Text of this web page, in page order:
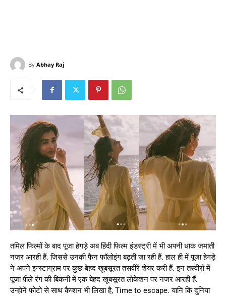
By Abhay Raj
तमिल फिल्मों के बाद पूजा हेगड़े अब हिंदी फिल्म इंडस्ट्री में भी अपनी धाक जमाती
नजर आरही हैं. जिससे उनकी फैन फॉलोइंग बढ़ती जा रही हैं. हाल ही में पूजा हेगड़े
ने अपने इन्स्टाग्राम पर कुछ बेहद खूबसूरत तसवीरें शेयर करी हैं. इन तस्वीरों में
पूजा पीले रंग की बिकनी में एक बेहद खूबसूरत लोकेशन पर नजर आरही हैं.
उन्होनें फोटो से साथ कैप्शन भी लिखा है, Time to escape. यानि कि दुनिया